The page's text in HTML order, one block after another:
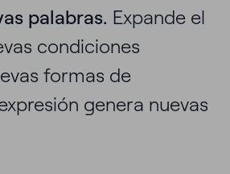
palabras. Expande el
condiciones
formas de
genera nuevas